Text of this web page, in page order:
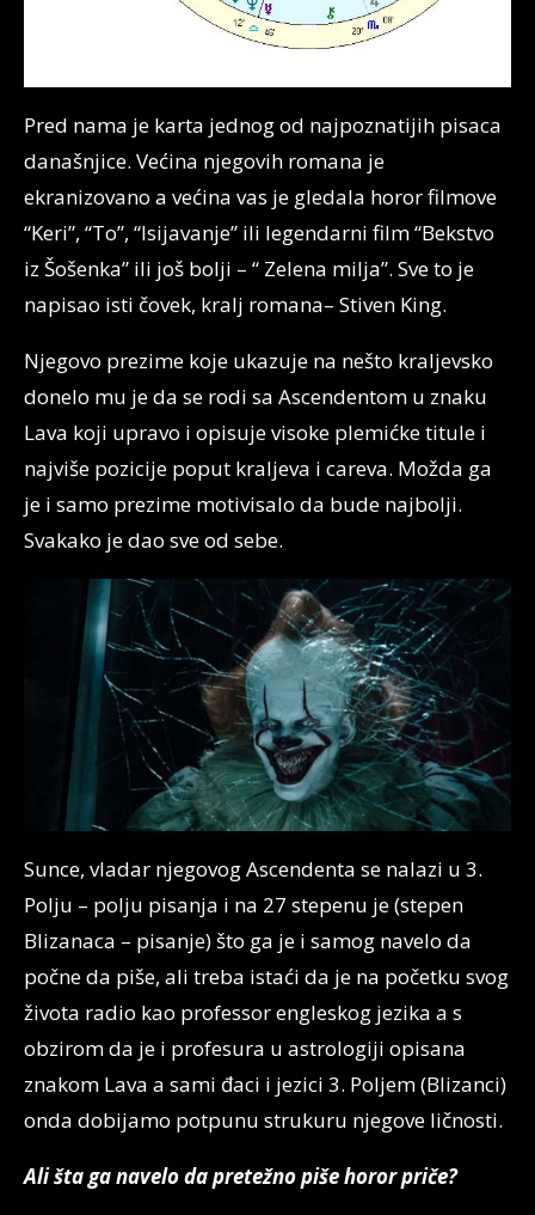
Pred nama je karta jednog od najpoznatijih pisaca
današnjice. Većina njegovih romana je
ekranizovano a većina vas je gledala horor filmove
“Keri”, “To”, “Isijavanje” ili legendarni film “Bekstvo
iz Šošenka” ili još bolji – “ Zelena milja”. Sve to je
napisao isti čovek, kralj romana– Stiven King.
Njegovo prezime koje ukazuje na nešto kraljevsko
donelo mu je da se rodi sa Ascendentom u znaku
Lava koji upravo i opisuje visoke plemićke titule i
najviše pozicije poput kraljeva i careva. Možda ga
je i samo prezime motivisalo da bude najbolji.
Svakako je dao sve od sebe.
Sunce, vladar njegovog Ascendenta se nalazi u 3.
Polju – polju pisanja i na 27 stepenu je (stepen
Blizanaca – pisanje) što ga je i samog navelo da
počne da piše, ali treba istaći da je na početku svog
života radio kao professor engleskog jezika a s
obzirom da je i profesura u astrologiji opisana
znakom Lava a sami đaci i jezici 3. Poljem (Blizanci)
onda dobijamo potpunu strukuru njegove ličnosti.
Ali šta ga navelo da pretežno piše horor priče?